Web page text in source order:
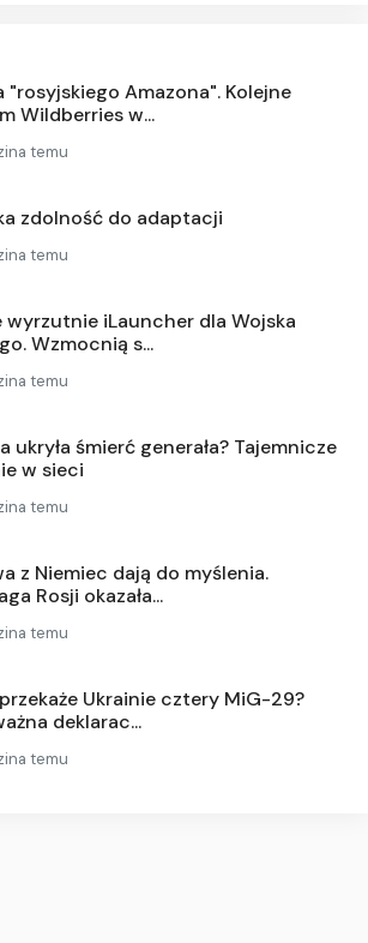
"rosyjskiego Amazona". Kolejne
Wildberries w...
temu
zdolność do adaptacji
temu
wyrzutnie iLauncher dla Wojska
Wzmocnią s...
temu
ukryła śmierć generała? Tajemnicze
w sieci
temu
z Niemiec dają do myślenia.
Rosji okazała...
temu
Ukrainie cztery MiG-29?
deklarac...
temu